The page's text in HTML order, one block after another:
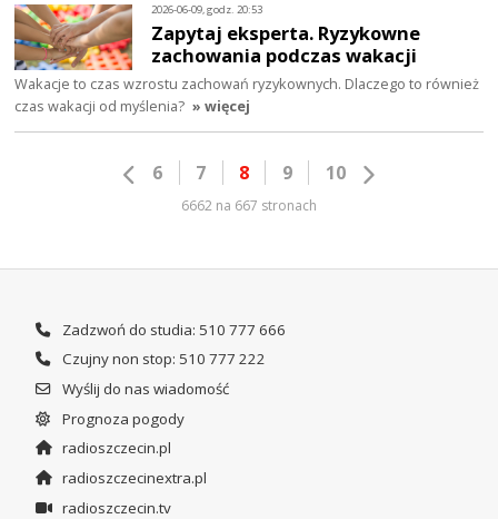
2026-06-09, godz. 20:53
Zapytaj eksperta. Ryzykowne
zachowania podczas wakacji
Wakacje to czas wzrostu zachowań ryzykownych. Dlaczego to również
czas wakacji od myślenia? » więcej
6 7 8 9 10
6662 na 667 stronach
Zadzwoń do studia: 510 777 666
Czujny non stop: 510 777 222
Wyślij do nas wiadomość
Prognoza pogody
radioszczecin.pl
radioszczecinextra.pl
radioszczecin.tv